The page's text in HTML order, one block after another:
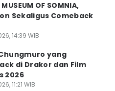
OF SOMNIA,
Sekaligus Comeback
14:39 WIB
yang
di Drakor dan Film
2026
11:21 WIB